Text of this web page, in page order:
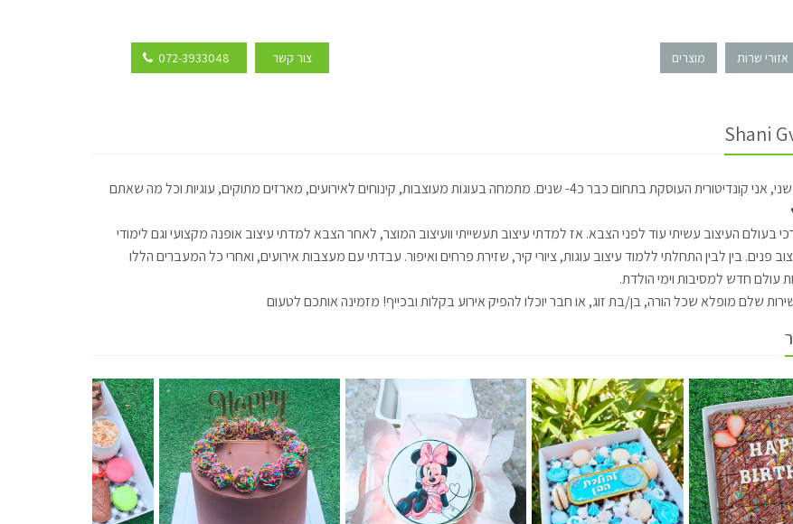
אזורי שרות מוצרים צור קשר
היי קוראים לי שני, אני קונדיטורית העוסקת בתחום כבר כ4- שנים. מתמחה בעוגות מעוצבות, קינוחים לאירועים, מארזים מתוקים, עוגיות וכל מה שאתם
בעולם העיצוב עשיתי עוד לפני הצבא. אז למדתי עיצוב תעשייתי וועיצוב המוצר, לאחר הצבא למדתי עיצוב אופנה מקצועי וגם לימודי
פנים. בין לבין התחלתי ללמוד עיצוב עוגות, ציורי קיר, שזירת פרחים ואיפור. עבדתי עם מעצבות אירועים, ואחרי כל המעברים הללו
עולם חדש למסיבות וימי הולדת.
שלם מופלא שכל הורה, בן/בת זוג, או חבר יוכלו להפיק אירוע בקלות ובכייף! מזמינה אותכם לטעום